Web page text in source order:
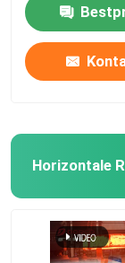
Horizontale